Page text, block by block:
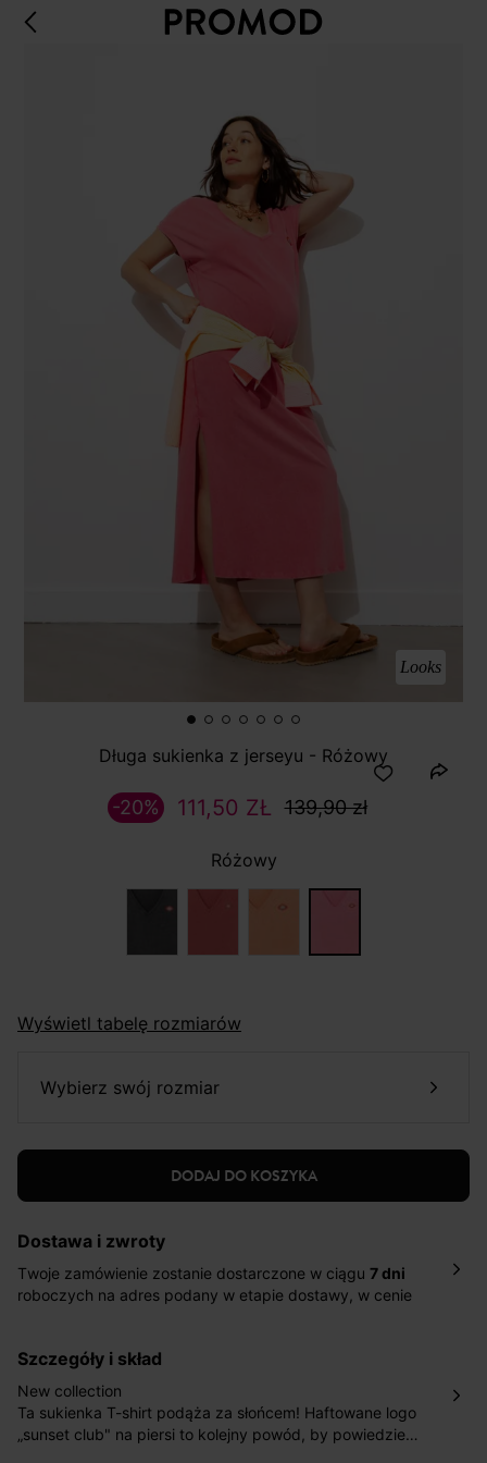
Looks
Długa sukienka z jerseyu - Różowy
111,50 ZŁ 139,90 zł
-20%
Różowy
Wyświetl tabelę rozmiarów
wybierz swój rozmiar
DODAJ DO KOSZYKA
Dostawa i zwroty
Twoje zamówienie zostanie dostarczone w ciągu 7 dni
roboczych na adres podany w etapie dostawy, w cenie
pośrednictwem DHL Express.
Nowość: Zamówienia dostarczamy w ciągu 4-6 dni
roboczych do wybranego przez Ciebie paczkomatu , a
koszt przesyłki wynosi 9,40 zł.
szczegóły i skład
New collection
Ta sukienka T-shirt podąża za słońcem! Haftowane logo
„sunset club" na piersi to kolejny powód, by powiedzieć,